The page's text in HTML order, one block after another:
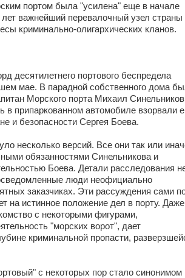
портом была "усилена" еще в начале
важнейший перевалочный узел страны
криминально-олигархических кланов.
десятилетнего портового беспредела
мае. В парадной собственного дома
Морского порта Михаил
припаркованном автомобиле взорвали
и безопасности Сергея Боева.
несколько версий. Все они так или
обязанностями Синельникова и
Боева. Детали расследования
люди неофициально
заказчиках. Эти рассуждения сами
на истинное положение дел в порту. Даже
с некоторыми фигурами,
"морских ворот", дает
криминальной пропасти,
с некоторых пор стало синонимом